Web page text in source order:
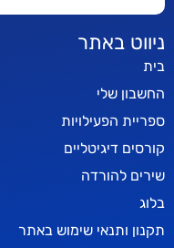
שימוש באתר